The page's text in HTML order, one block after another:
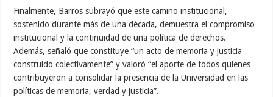
Finalmente, Barros subrayó que este camino institucional,
sostenido durante más de una década, demuestra el compromiso
institucional y la continuidad de una política de derechos.
Además, señaló que constituye “un acto de memoria y justicia
construido colectivamente” y valoró “el aporte de todos quienes
contribuyeron a consolidar la presencia de la Universidad en las
políticas de memoria, verdad y justicia”.